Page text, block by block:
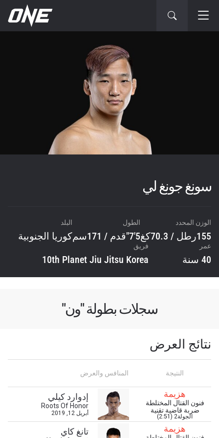
سونغ جونغ لي
الوزن المحدد
155رطل / 70.3كغ
الطول
5'7"قدم / 171سم
البلد
كوريا الجنوبية
عمر
40 سنة
فريق
10th Planet Jiu Jitsu Korea
سجلات بطولة "ون"
نتائج العرض
النتيجة المنافس والعرض
هزيمة
فنون القتال المختلطة
ضربة قاضية تقنية
الجولة2 (2:51)
إدوارد كيلي
Roots Of Honor
أبريل 12, 2019
هزيمة تانغ كاي ابق على اطّلاع